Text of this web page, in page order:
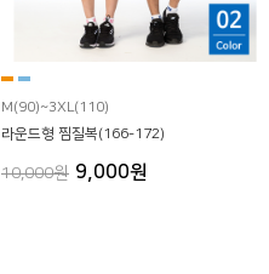
M(90)~3XL(110)
라운드형 찜질복(166-172)
10,000원 9,000원